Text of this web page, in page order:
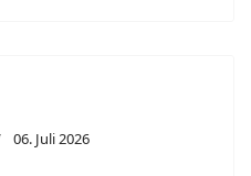
06. Juli 2026